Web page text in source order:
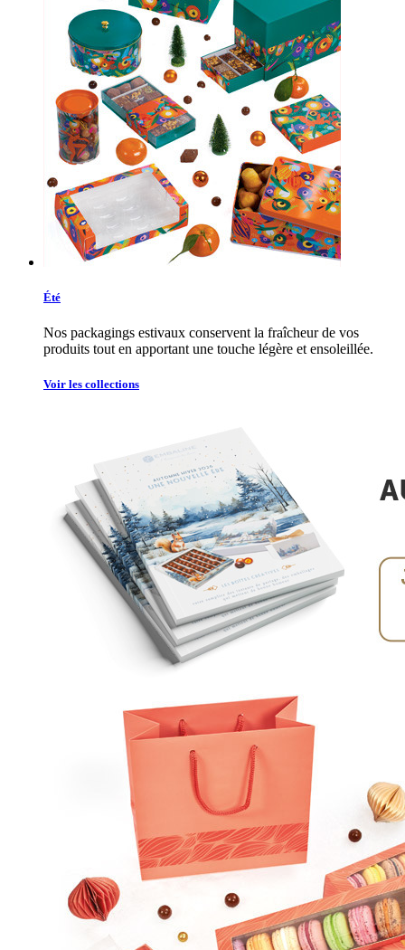
Été
Nos packagings estivaux conservent la fraîcheur de vos
produits tout en apportant une touche légère et ensoleillée.
Voir les collections